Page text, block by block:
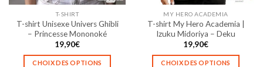
T-SHIRT
T-shirt Unisexe Univers Ghibli
– Princesse Mononoké
19,90€
CHOIX DES OPTIONS
MY HERO ACADEMIA
T-shirt My Hero Academia |
Izuku Midoriya – Deku
19,90€
CHOIX DES OPTIONS